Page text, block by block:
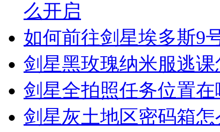
么开启
如何前往剑星埃多斯9
剑星黑玫瑰纳米服逃
剑星全拍照任务位置在
剑星灰土地区密码箱